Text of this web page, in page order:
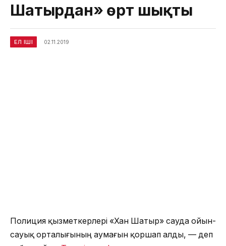
Шатырдан» өрт шықты
ЕЛ ІШІ 02.11.2019
Полиция қызметкерлері «Хан Шатыр» сауда ойын-
сауық орталығының аумағын қоршап алды, — деп